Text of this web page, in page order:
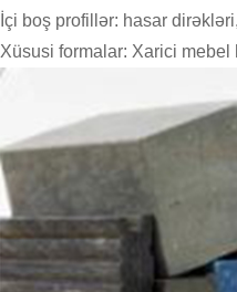
İçi boş profillər: hasar
Xüsusi formalar: Xarici